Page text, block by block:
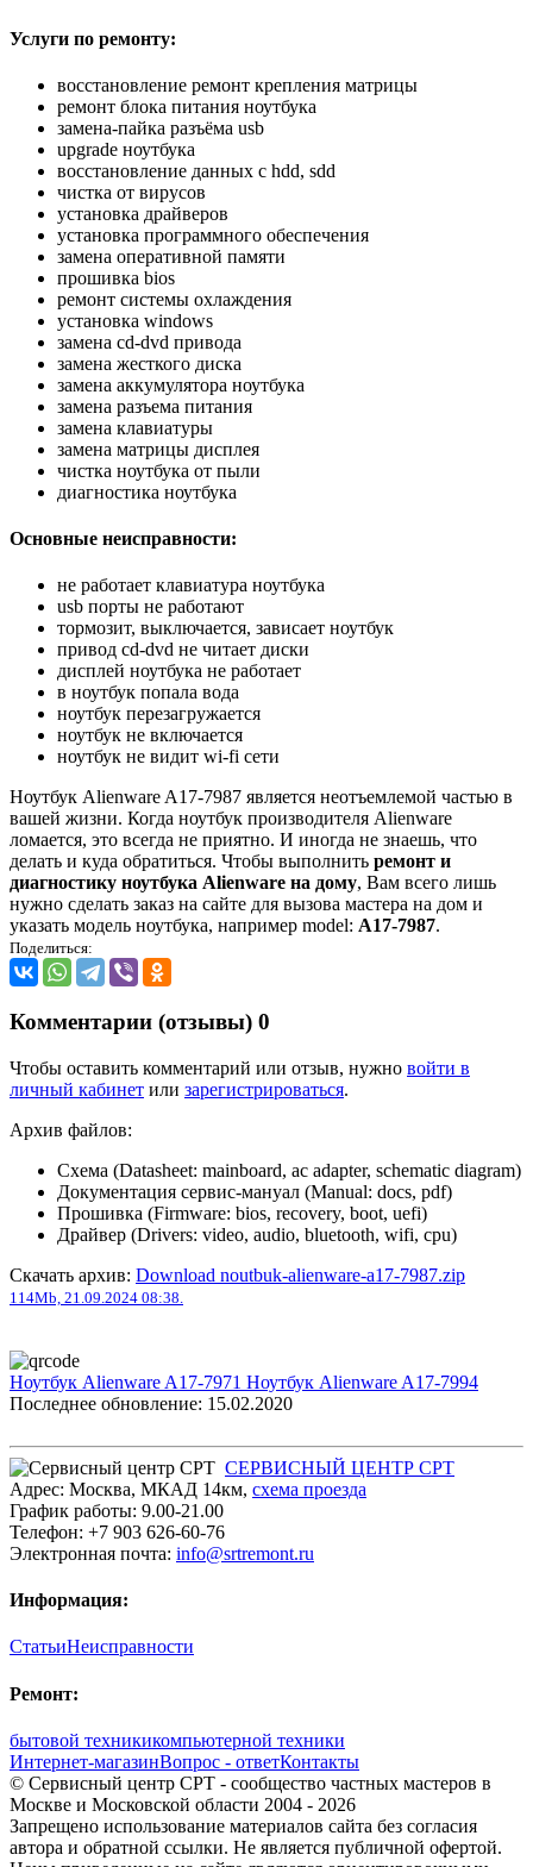
Услуги по ремонту:
восстановление ремонт крепления матрицы
ремонт блока питания ноутбука
замена-пайка разъёма usb
upgrade ноутбука
восстановление данных с hdd, sdd
чистка от вирусов
установка драйверов
установка программного обеспечения
замена оперативной памяти
прошивка bios
ремонт системы охлаждения
установка windows
замена cd-dvd привода
замена жесткого диска
замена аккумулятора ноутбука
замена разъема питания
замена клавиатуры
замена матрицы дисплея
чистка ноутбука от пыли
диагностика ноутбука
Основные неисправности:
не работает клавиатура ноутбука
usb порты не работают
тормозит, выключается, зависает ноутбук
привод cd-dvd не читает диски
дисплей ноутбука не работает
в ноутбук попала вода
ноутбук перезагружается
ноутбук не включается
ноутбук не видит wi-fi сети
Ноутбук Alienware A17-7987 является неотъемлемой частью в
вашей жизни. Когда ноутбук производителя Alienware
ломается, это всегда не приятно. И иногда не знаешь, что
делать и куда обратиться. Чтобы выполнить ремонт и
диагностику ноутбука Alienware на дому, Вам всего лишь
нужно сделать заказ на сайте для вызова мастера на дом и
указать модель ноутбука, например model: A17-7987.
Поделиться:
Комментарии (отзывы) 0
Чтобы оставить комментарий или отзыв, нужно войти в
личный кабинет или зарегистрироваться.
Архив файлов:
Схема (Datasheet: mainboard, ac adapter, schematic diagram)
Документация сервис-мануал (Manual: docs, pdf)
Прошивка (Firmware: bios, recovery, boot, uefi)
Драйвер (Drivers: video, audio, bluetooth, wifi, cpu)
Скачать архив: Download noutbuk-alienware-a17-7987.zip
114Mb, 21.09.2024 08:38.
Ноутбук Alienware A17-7971 Ноутбук Alienware A17-7994
Последнее обновление: 15.02.2020
СЕРВИСНЫЙ ЦЕНТР СРТ
Адрес: Москва, МКАД 14км, cхема проезда
График работы: 9.00-21.00
Телефон: +7 903 626-60-76
Электронная почта: info@srtremont.ru
Информация:
СтатьиНеисправности
Ремонт:
бытовой техникикомпьютерной техники
Интернет-магазинВопрос - ответКонтакты
© Сервисный центр СРТ - сообщество частных мастеров в
Москве и Московской области 2004 - 2026
Запрещено использование материалов сайта без согласия
автора и обратной ссылки. Не является публичной офертой.